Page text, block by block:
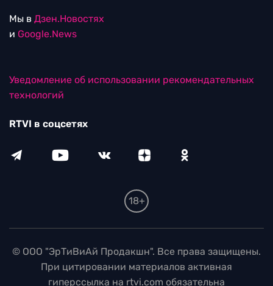
Мы в Дзен.Новостях
и Google.News
Уведомление об использовании рекомендательных
технологий
RTVI в соцсетях
18+
© ООО "ЭрТиВиАй Продакшн". Все права защищены.
При цитировании материалов активная
гиперссылка на rtvi.com обязательна